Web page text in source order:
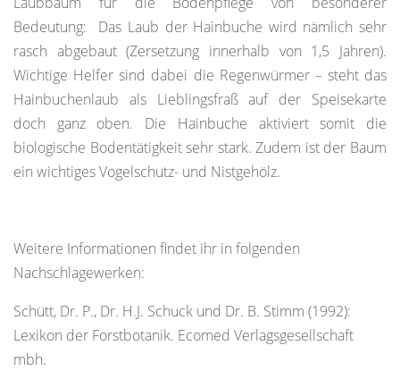
Bedeutung: Das Laub der Hainbuche wird nämlich sehr
rasch abgebaut (Zersetzung innerhalb von 1,5 Jahren).
Wichtige Helfer sind dabei die Regenwürmer – steht das
Hainbuchenlaub als Lieblingsfraß auf der Speisekarte
doch ganz oben. Die Hainbuche aktiviert somit die
biologische Bodentätigkeit sehr stark. Zudem ist der Baum
ein wichtiges Vogelschutz- und Nistgehölz.
Weitere Informationen findet ihr in folgenden
Nachschlagewerken:
Schütt, Dr. P., Dr. H.J. Schuck und Dr. B. Stimm (1992):
Lexikon der Forstbotanik. Ecomed Verlagsgesellschaft
mbh.